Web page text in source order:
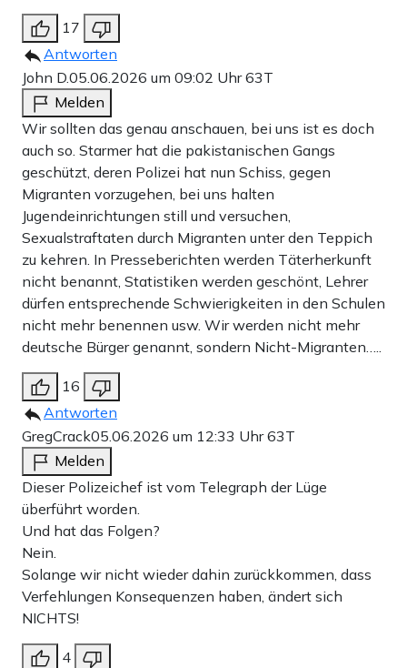
17
Antworten
John D.05.06.2026 um 09:02 Uhr63T
Melden
Wir sollten das genau anschauen, bei uns ist es doch
auch so. Starmer hat die pakistanischen Gangs
geschützt, deren Polizei hat nun Schiss, gegen
Migranten vorzugehen, bei uns halten
Jugendeinrichtungen still und versuchen,
Sexualstraftaten durch Migranten unter den Teppich
zu kehren. In Presseberichten werden Täterherkunft
nicht benannt, Statistiken werden geschönt, Lehrer
dürfen entsprechende Schwierigkeiten in den Schulen
nicht mehr benennen usw. Wir werden nicht mehr
deutsche Bürger genannt, sondern Nicht-Migranten…..
16
Antworten
GregCrack05.06.2026 um 12:33 Uhr63T
Melden
Dieser Polizeichef ist vom Telegraph der Lüge
überführt worden.
Und hat das Folgen?
Nein.
Solange wir nicht wieder dahin zurückkommen, dass
Verfehlungen Konsequenzen haben, ändert sich
NICHTS!
4